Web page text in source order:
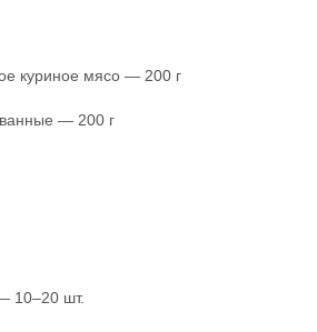
куриное мясо — 200 г
— 200 г
10–20 шт.